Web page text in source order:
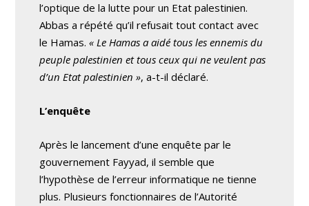
l’optique de la lutte pour un Etat palestinien.
Abbas a répété qu’il refusait tout contact avec
le Hamas.« Le Hamas a aidé tous les ennemis du
peuple palestinien et tous ceux qui ne veulent pas
d’un Etat palestinien », a-t-il déclaré.
L’enquête
Après le lancement d’une enquête par le
gouvernement Fayyad, il semble que
l’hypothèse de l’erreur informatique ne tienne
plus. Plusieurs fonctionnaires de l’Autorité